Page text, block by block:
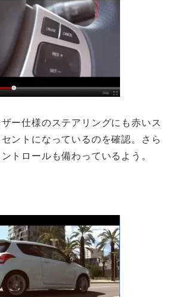
ー仕様のステアリングにも赤いス
ントになっているのを確認。さら
トロールも備わっているよう。